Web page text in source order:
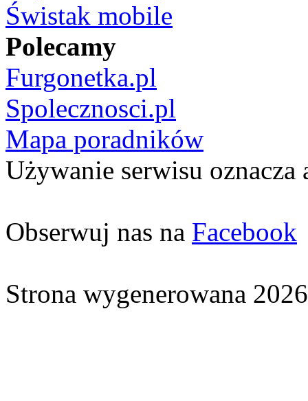
Świstak mobile
Polecamy
Furgonetka.pl
Spolecznosci.pl
Mapa poradników
Używanie serwisu oznacza
Obserwuj nas na Facebook
Strona wygenerowana